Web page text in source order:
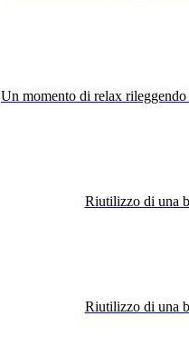
Un momento di relax
Riutilizzo di una
Riutilizzo di una